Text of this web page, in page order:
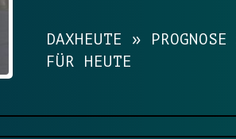
DAXHEUTE » PROGNOSE
FÜR HEUTE